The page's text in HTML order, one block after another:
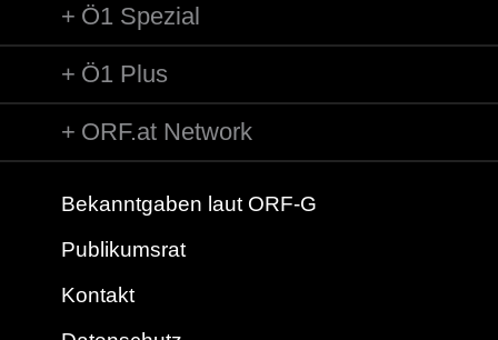
Ö1 Spezial
Ö1 Plus
ORF.at Network
Bekanntgaben laut ORF-G
Publikumsrat
Kontakt